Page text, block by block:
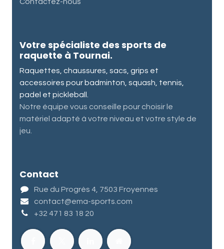
Votre spécialiste des sports de
raquette à Tournai.
Raquettes, chaussures, sacs, grips et
accessoires pour badminton, squash, tennis,
padel et pickleball.
Notre équipe vous conseille pour choisir le
matériel adapté à votre niveau et votre style de
jeu.
Contact
Rue du Progrès 4, 7503 Froyennes
contact@ema-sports.com
+32 471 83 18 20